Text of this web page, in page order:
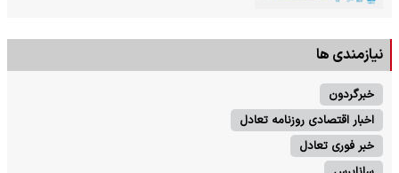
نیازمندی ها
خبرگردون
اخبار اقتصادی روزنامه تعادل
خبر فوری تعادل